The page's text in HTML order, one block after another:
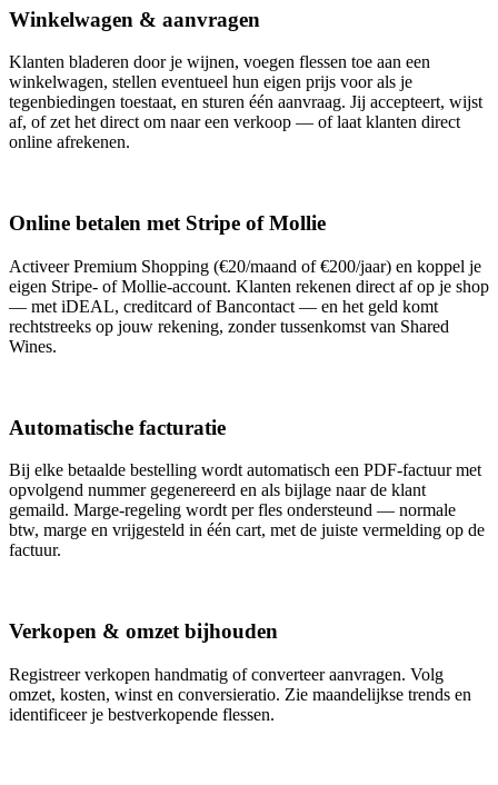
Winkelwagen & aanvragen
Klanten bladeren door je wijnen, voegen flessen toe aan een
winkelwagen, stellen eventueel hun eigen prijs voor als je
tegenbiedingen toestaat, en sturen één aanvraag. Jij accepteert, wijst
af, of zet het direct om naar een verkoop — of laat klanten direct
online afrekenen.
Online betalen met Stripe of Mollie
Activeer Premium Shopping (€20/maand of €200/jaar) en koppel je
eigen Stripe- of Mollie-account. Klanten rekenen direct af op je shop
— met iDEAL, creditcard of Bancontact — en het geld komt
rechtstreeks op jouw rekening, zonder tussenkomst van Shared
Wines.
Automatische facturatie
Bij elke betaalde bestelling wordt automatisch een PDF-factuur met
opvolgend nummer gegenereerd en als bijlage naar de klant
gemaild. Marge-regeling wordt per fles ondersteund — normale
btw, marge en vrijgesteld in één cart, met de juiste vermelding op de
factuur.
Verkopen & omzet bijhouden
Registreer verkopen handmatig of converteer aanvragen. Volg
omzet, kosten, winst en conversieratio. Zie maandelijkse trends en
identificeer je bestverkopende flessen.